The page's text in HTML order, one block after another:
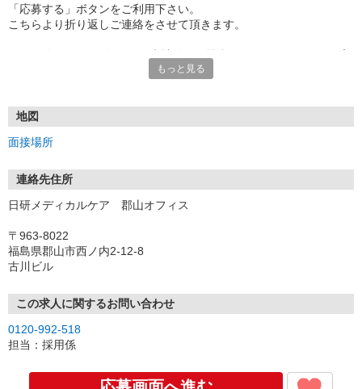
「応募する」ボタンをご利用下さい。
こちらより折り返しご連絡をさせて頂きます。
もっと見る
地図
面接場所
連絡先住所
日研メディカルケア 郡山オフィス
〒963-8022
福島県郡山市西ノ内2-12-8
古川ビル
この求人に関するお問い合わせ
0120-992-518
担当：採用係